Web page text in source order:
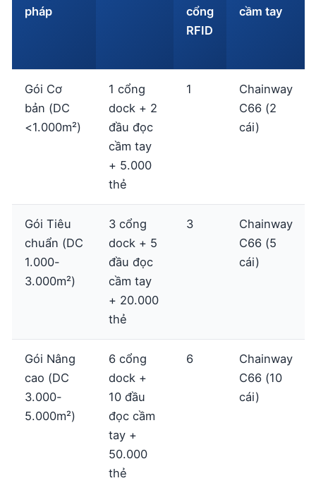
pháp
cổng
RFID
cầm tay
Gói Cơ
bản (DC
<1.000m²)
1 cổng
dock + 2
đầu đọc
cầm tay
+ 5.000
thẻ
1
Chainway
C66 (2
cái)
Gói Tiêu
chuẩn (DC
1.000-
3.000m²)
3 cổng
dock + 5
đầu đọc
cầm tay
+ 20.000
thẻ
3
Chainway
C66 (5
cái)
Gói Nâng
cao (DC
3.000-
5.000m²)
6 cổng
dock +
10 đầu
đọc cầm
tay +
50.000
thẻ
6
Chainway
C66 (10
cái)